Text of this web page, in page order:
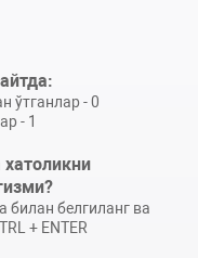
ўтганлар - 0
- 1
билан белгиланг ва
+ ENTER